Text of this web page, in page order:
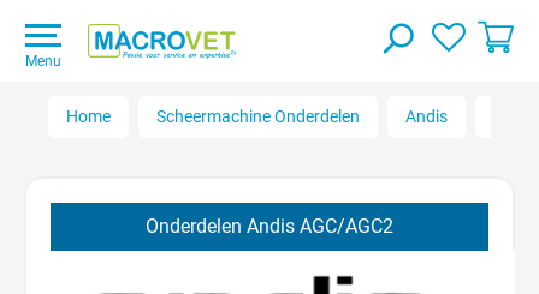
Menu
Home Scheermachine Onderdelen Andis
Onderdelen Andis AGC/AGC2